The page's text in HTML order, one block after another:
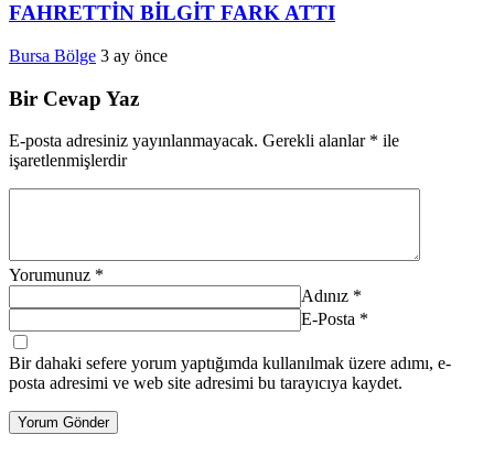
FAHRETTİN BİLGİT FARK ATTI
Bursa Bölge 3 ay önce
Bir Cevap Yaz
E-posta adresiniz yayınlanmayacak. Gerekli alanlar * ile
işaretlenmişlerdir
Yorumunuz *
Adınız *
E-Posta *
Bir dahaki sefere yorum yaptığımda kullanılmak üzere adımı, e-
posta adresimi ve web site adresimi bu tarayıcıya kaydet.
Yorum Gönder